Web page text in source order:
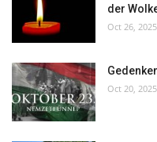
der
Oct 26, 2025
Oct 20, 2025